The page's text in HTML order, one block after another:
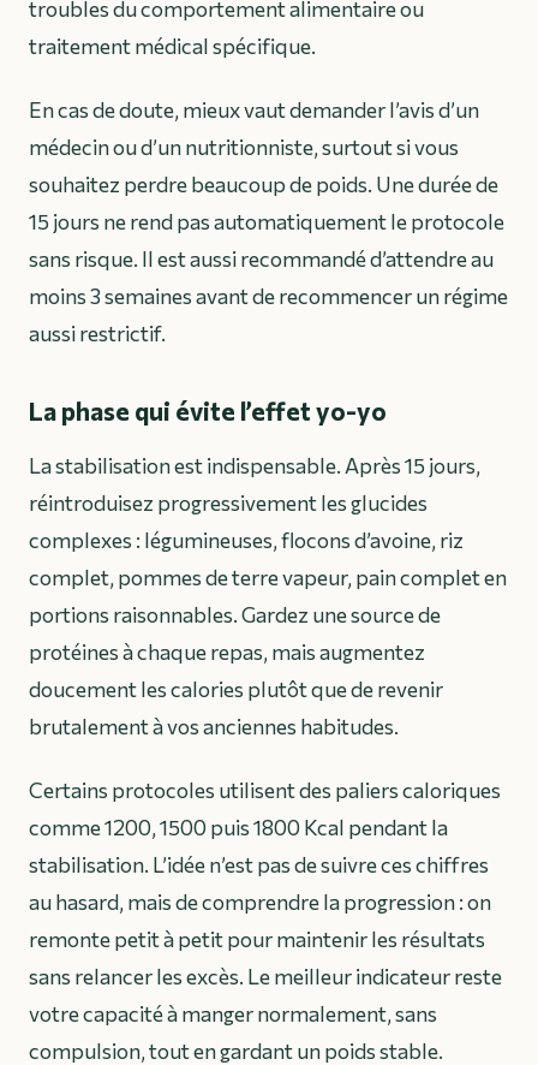
troubles du comportement alimentaire ou
traitement médical spécifique.
En cas de doute, mieux vaut demander l’avis d’un
médecin ou d’un nutritionniste, surtout si vous
souhaitez perdre beaucoup de poids. Une durée de
15 jours ne rend pas automatiquement le protocole
sans risque. Il est aussi recommandé d’attendre au
moins 3 semaines avant de recommencer un régime
aussi restrictif.
La phase qui évite l’effet yo-yo
La stabilisation est indispensable. Après 15 jours,
réintroduisez progressivement les glucides
complexes : légumineuses, flocons d’avoine, riz
complet, pommes de terre vapeur, pain complet en
portions raisonnables. Gardez une source de
protéines à chaque repas, mais augmentez
doucement les calories plutôt que de revenir
brutalement à vos anciennes habitudes.
Certains protocoles utilisent des paliers caloriques
comme 1200, 1500 puis 1800 Kcal pendant la
stabilisation. L’idée n’est pas de suivre ces chiffres
au hasard, mais de comprendre la progression : on
remonte petit à petit pour maintenir les résultats
sans relancer les excès. Le meilleur indicateur reste
votre capacité à manger normalement, sans
compulsion, tout en gardant un poids stable.